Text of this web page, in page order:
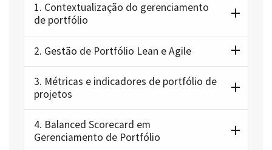
1. Contextualização do gerenciamento
de portfólio
2. Gestão de Portfólio Lean e Agile
3. Métricas e indicadores de portfólio de
projetos
4. Balanced Scorecard em
Gerenciamento de Portfólio